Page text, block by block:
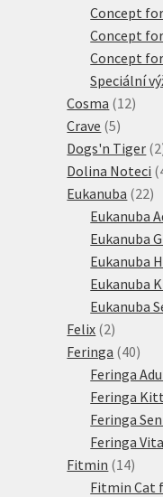
Concept
Concept
Concept
Speciální
Cosma 1212
Crave 55
Dogs'n Tiger 2
Dolina Noteci
Eukanuba 2222
Eukanuba
Eukanuba
Eukanuba
Eukanuba
Eukanuba
Felix 22
produkty
Feringa 4040
Feringa
Feringa
Feringa
Feringa
Fitmin 1414
Fitmin Cat